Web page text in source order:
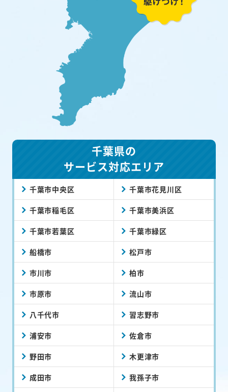
千葉県の
サービス対応エリア
千葉市中央区 千葉市花見川区
千葉市稲毛区 千葉市美浜区
千葉市若葉区 千葉市緑区
船橋市 松戸市
市川市 柏市
市原市 流山市
八千代市 習志野市
浦安市 佐倉市
野田市 木更津市
成田市 我孫子市